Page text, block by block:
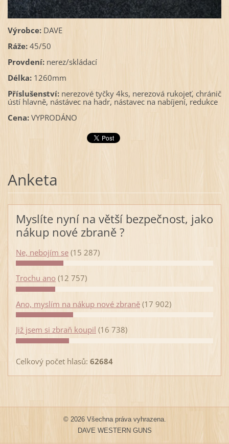
Výrobce:DAVE
Ráže: 45/50
Provdení:nerez/skládací
Délka:1260mm
Příslušenství:nerezové tyčky 4ks, nerezová rukojeť, chránič
ústí hlavně, nástávec na hadr, nástavec na nabíjení, redukce
Cena:VYPRODÁNO
Anketa
Myslíte nyní na větší bezpečnost, jako
nákup nové zbraně ?
Ne, nebojím se (15 287)
Trochu ano (12 757)
Ano, myslím na nákup nové zbraně (17 902)
Již jsem si zbraň koupil (16 738)
Celkový počet hlasů: 62684
© 2026 Všechna práva vyhrazena.
DAVE WESTERN GUNS